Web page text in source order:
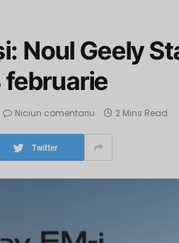
Noul Geely
februarie
Niciun comentariu 2 Mins Read
Twitter